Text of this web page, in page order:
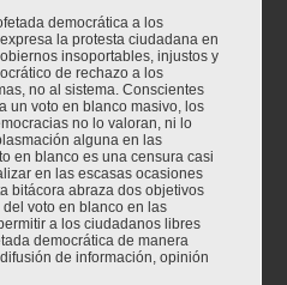
democrática a los
la protesta ciudadana en
insoportables, injustos y
de rechazo a los
no al sistema. Conscientes
un voto en blanco masivo, los
no lo valoran, ni lo
alguna en las
en blanco es una censura casi
en las escasas ocasiones
bitácora abraza dos objetivos
voto en blanco en las
a los ciudadanos libres
democrática de manera
de información, opinión